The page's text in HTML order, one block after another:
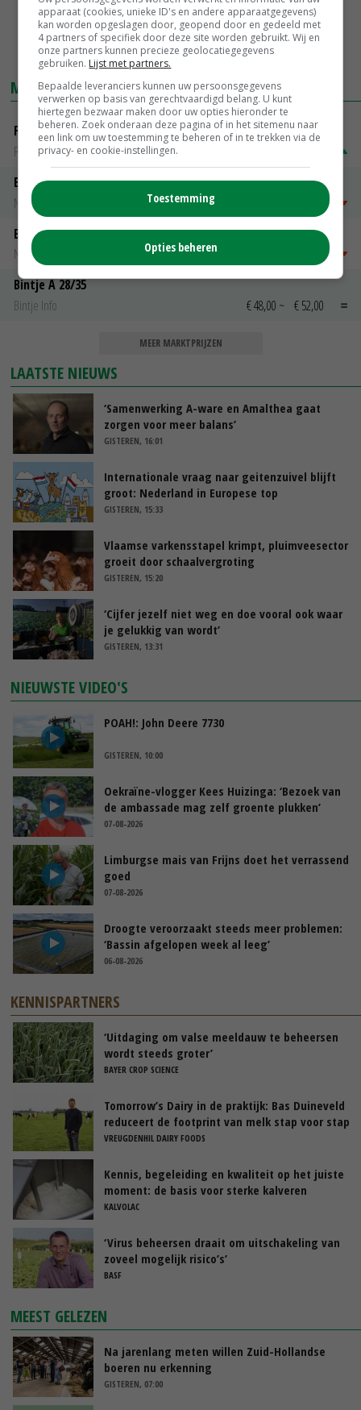
MARKTPRIJZEN
Fritesgeschikt NL Du Be
PotatoNL
Emmeloord Tarwe
Noteringen
Emmeloord Schaaltjespeen
Noteringen
Bintje A 28/35
Bintje Info
€ 48,00 ~ € 52,00
MEER MARKTPRIJZEN
LAATSTE NIEUWS
‘Samenwerking A-ware en Amalthea gaat
zorgen voor meer balans’
GISTEREN, 16:01
Internationale vraag naar geitenzuivel blijft
groot: Nederland in Europese top
GISTEREN, 15:33
Vlaamse varkensstapel krimpt, pluimveesector
groeit door schaalvergroting
GISTEREN, 15:20
‘Cijfer jezelf niet weg en doe vooral ook waar
je gelukkig van wordt’
GISTEREN, 13:31
NIEUWSTE VIDEO'S
POAH!: John Deere 7730
GISTEREN, 10:00
Oekraïne-vlogger Kees Huizinga: ‘Bezoek van
de ambassade mag zelf groente plukken’
07-08-2026
Limburgse mais van Frijns doet het verrassend
goed
07-08-2026
Droogte veroorzaakt steeds meer problemen:
‘Bassin afgelopen week al leeg’
06-08-2026
KENNISPARTNERS
‘Uitdaging om valse meeldauw te beheersen
wordt steeds groter’
BAYER CROP SCIENCE
Tomorrow’s Dairy in de praktijk: Bas Duineveld
reduceert de footprint van melk stap voor stap
VREUGDENHIL DAIRY FOODS
Kennis, begeleiding en kwaliteit op het juiste
moment: de basis voor sterke kalveren
KALVOLAC
‘Virus beheersen draait om uitschakeling van
zoveel mogelijk risico’s’
BASF
MEEST GELEZEN
Na jarenlang meten willen Zuid-Hollandse
boeren nu erkenning
GISTEREN, 07:00
apparaat (cookies, unieke ID's en andere apparaatgegevens)
kan worden opgeslagen door, geopend door en gedeeld met
4 partners of specifiek door deze site worden gebruikt. Wij en
onze partners kunnen precieze geolocatiegegevens
gebruiken. Lijst met partners.
Bepaalde leveranciers kunnen uw persoonsgegevens
verwerken op basis van gerechtvaardigd belang. U kunt
hiertegen bezwaar maken door uw opties hieronder te
beheren. Zoek onderaan deze pagina of in het sitemenu naar
een link om uw toestemming te beheren of in te trekken via de
privacy- en cookie-instellingen.
Toestemming
Opties beheren